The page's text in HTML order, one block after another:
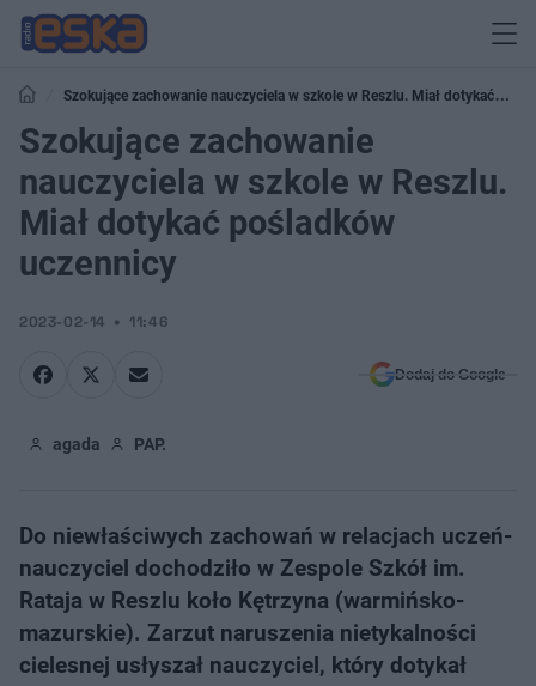
Szokujące zachowanie nauczyciela w szkole w Reszlu. Miał dotykać
pośladków uczennicy
Szokujące zachowanie
nauczyciela w szkole w Reszlu.
Miał dotykać pośladków
uczennicy
2023-02-14 11:46
Dodaj do Google
agada PAP.
Do niewłaściwych zachowań w relacjach uczeń-
nauczyciel dochodziło w Zespole Szkół im.
Rataja w Reszlu koło Kętrzyna (warmińsko-
mazurskie). Zarzut naruszenia nietykalności
cielesnej usłyszał nauczyciel, który dotykał